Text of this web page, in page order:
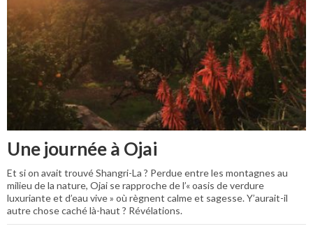
Une journée à Ojai
Et si on avait trouvé Shangri-La ? Perdue entre les montagnes au
milieu de la nature, Ojai se rapproche de l’« oasis de verdure
luxuriante et d’eau vive » où règnent calme et sagesse. Y’aurait-il
autre chose caché là-haut ? Révélations.